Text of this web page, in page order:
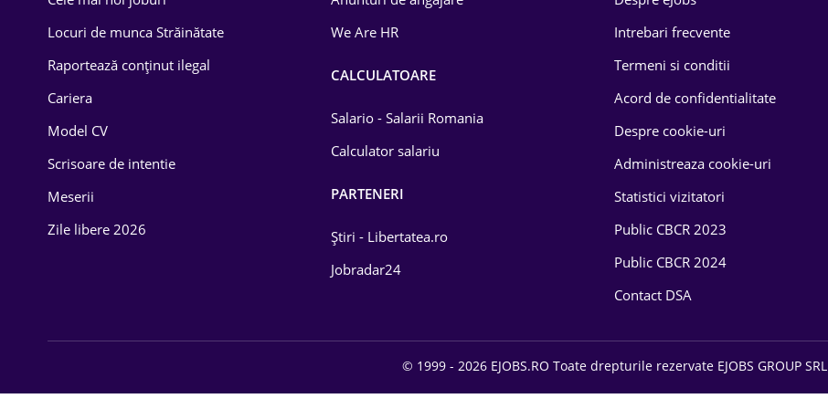
Drept
Educație / Training
Energetică
Farma
Locuri de munca Străinătate
Raportează conținut ilegal
Cariera
Model CV
Scrisoare de intentie
Meserii
Zile libere 2026
We Are HR
CALCULATOARE
Salario - Salarii Romania
Calculator salariu
PARTENERI
Știri - Libertatea.ro
Jobradar24
Intrebari frecvente
Termeni si conditii
Acord de confidentialitate
Despre cookie-uri
Administreaza cookie-uri
Statistici vizitatori
Public CBCR 2023
Public CBCR 2024
Contact DSA
© 1999 - 2026 EJOBS.RO Toate drepturile rezervate EJOBS GROUP SRL